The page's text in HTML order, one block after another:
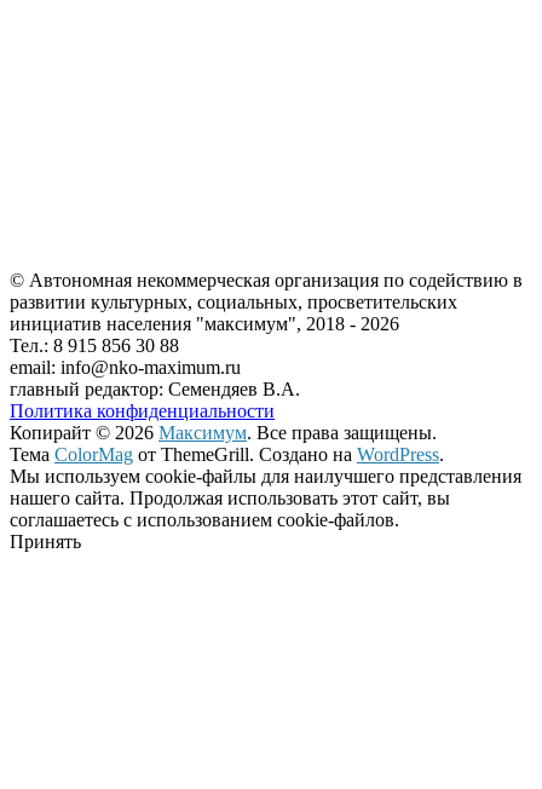
© Автономная некоммерческая организация по содействию в
развитии культурных, социальных, просветительских
инициатив населения "максимум", 2018 - 2026
Тел.: 8 915 856 30 88
email: info@nko-maximum.ru
главный редактор: Семендяев В.А.
Политика конфиденциальности
Копирайт © 2026 Максимум. Все права защищены.
Тема ColorMag от ThemeGrill. Создано на WordPress.
Мы используем cookie-файлы для наилучшего представления
нашего сайта. Продолжая использовать этот сайт, вы
соглашаетесь с использованием cookie-файлов.
Принять